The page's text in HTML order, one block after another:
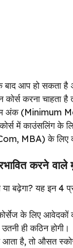
बाद आप हो सकता
करना चाहता
अंक (Minimum
में काउंसलिंग के
MBA) के
करने वाले
बढ़ेगा? यह इन 4
के लिए आवेदकों
ही कठिन होगी।
आता है, तो औसत